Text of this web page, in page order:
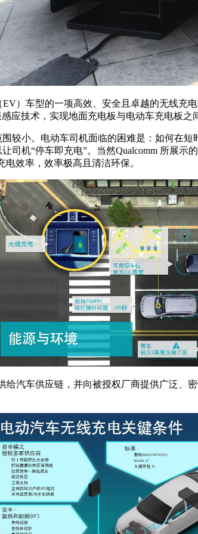
EV）车型的一项高效、安全且卓越的无线
应技术，实现地面充电板与电动车充电板之
较小。电动车司机面临的困难是：如何在
司机“停车即充电”。当然Qualcomm 所展
电效率，效率极高且清洁环保。
给汽车供应链，并向被授权厂商提供广泛